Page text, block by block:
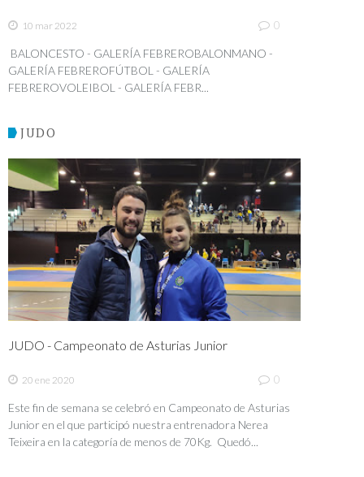
10 mar 2022 0
BALONCESTO - GALERÍA FEBREROBALONMANO -
GALERÍA FEBREROFÚTBOL - GALERÍA
FEBREROVOLEIBOL - GALERÍA FEBR...
JUDO
JUDO - Campeonato de Asturias Junior
20 ene 2020 0
Este fin de semana se celebró en Campeonato de Asturias
Junior en el que participó nuestra entrenadora Nerea
Teixeira en la categoría de menos de 70Kg. Quedó...